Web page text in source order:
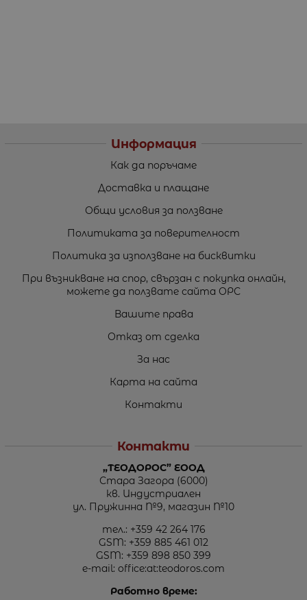
Информация
Как да поръчаме
Доставка и плащане
Общи условия за ползване
Политиката за поверителност
Политика за използване на бисквитки
При възникване на спор, свързан с покупка онлайн,
можете да ползвате сайта ОРС
Вашите права
Отказ от сделка
За нас
Карта на сайта
Контакти
Контакти
„ТЕОДОРОС” ЕООД
Стара Загора (6000)
кв. Индустриален
ул. Пружинна №9, магазин №10
тел.: +359 42 264 176
GSM: +359 885 461 012
GSM: +359 898 850 399
e-mail: office:at:teodoros.com
Работно време: